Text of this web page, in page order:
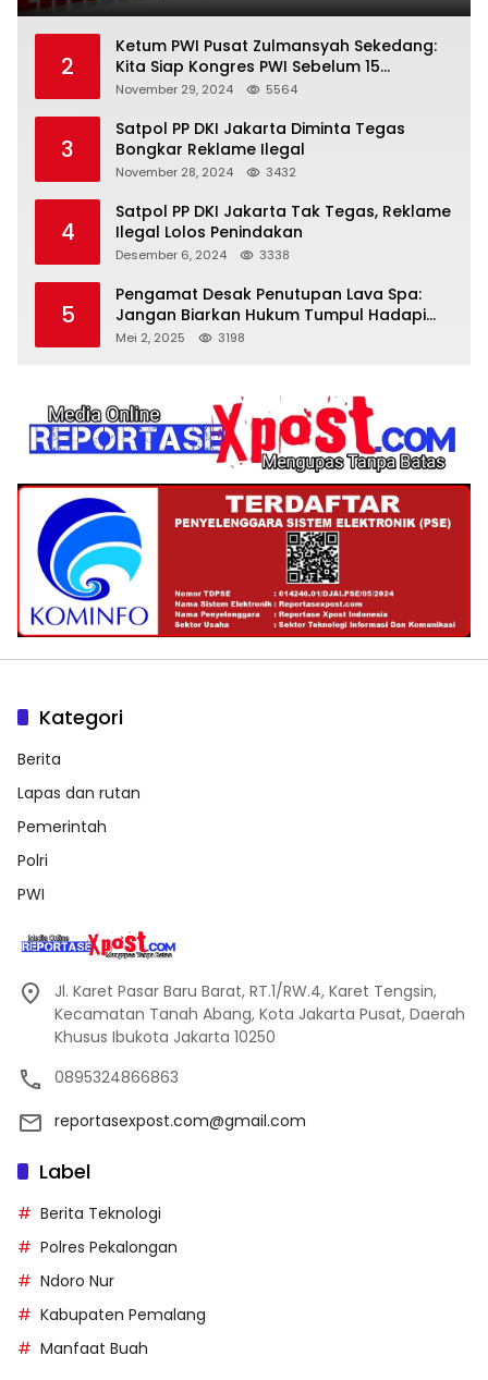
2
Ketum PWI Pusat Zulmansyah Sekedang:
Kita Siap Kongres PWI Sebelum 15
Desember 2024
November 29, 2024 5564
3
Satpol PP DKI Jakarta Diminta Tegas
Bongkar Reklame Ilegal
November 28, 2024 3432
4
Satpol PP DKI Jakarta Tak Tegas, Reklame
Ilegal Lolos Penindakan
Desember 6, 2024 3338
5
Pengamat Desak Penutupan Lava Spa:
Jangan Biarkan Hukum Tumpul Hadapi
‘Spa Berkedok
Mei 2, 2025 3198
Kategori
Berita
Lapas dan rutan
Pemerintah
Polri
PWI
Jl. Karet Pasar Baru Barat, RT.1/RW.4, Karet Tengsin,
Kecamatan Tanah Abang, Kota Jakarta Pusat, Daerah
Khusus Ibukota Jakarta 10250
0895324866863
reportasexpost.com@gmail.com
Label
Berita Teknologi
Polres Pekalongan
Ndoro Nur
Kabupaten Pemalang
Manfaat Buah